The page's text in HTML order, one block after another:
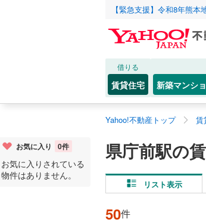
【緊急支援】令和8年熊
借りる
賃貸住宅 新築マンシ
Yahoo!不動産トップ 賃
県庁前駅の
リスト表示
50件
お気に入り 0件
お気に入りされている
物件はありません。